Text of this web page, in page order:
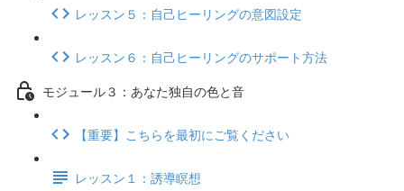
レッスン５：自己ヒーリングの意図設定
レッスン６：自己ヒーリングのサポート方法
モジュール３：あなた独自の色と音
【重要】こちらを最初にご覧ください
レッスン１：誘導瞑想